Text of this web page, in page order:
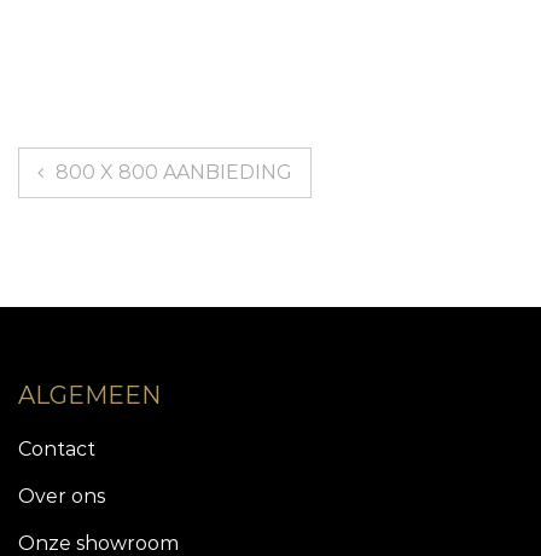
Bericht
navigatie
800 X 800 AANBIEDING
ALGEMEEN
Contact
Over ons
Onze showroom